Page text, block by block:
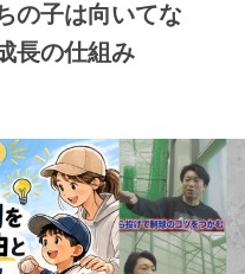
の子は向いてな
長の仕組み